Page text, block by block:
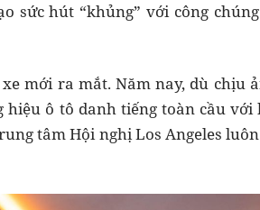
sức hút “khủng” với công
mới ra mắt. Năm nay, dù chịu
ô tô danh tiếng toàn cầu
tâm Hội nghị Los Angeles